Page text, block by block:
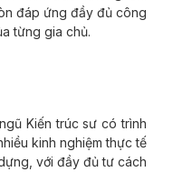
đáp ứng đầy đủ công
từng gia chủ.
Kiến trúc sư có trình
kinh nghiệm thực tế
với đầy đủ tư cách